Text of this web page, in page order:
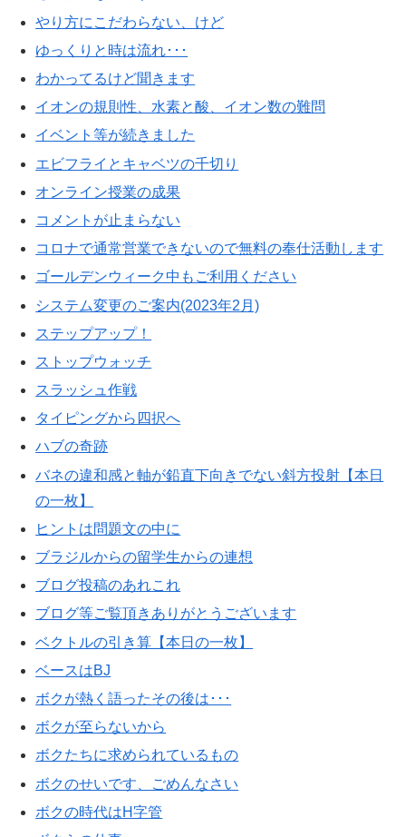
やり方にこだわらない、けど
ゆっくりと時は流れ･･･
わかってるけど聞きます
イオンの規則性、水素と酸、イオン数の難問
イベント等が続きました
エビフライとキャベツの千切り
オンライン授業の成果
コメントが止まらない
コロナで通常営業できないので無料の奉仕活動します
ゴールデンウィーク中もご利用ください
システム変更のご案内(2023年2月)
ステップアップ！
ストップウォッチ
スラッシュ作戦
タイピングから四択へ
ハブの奇跡
バネの違和感と軸が鉛直下向きでない斜方投射【本日
の一枚】
ヒントは問題文の中に
ブラジルからの留学生からの連想
ブログ投稿のあれこれ
ブログ等ご覧頂きありがとうございます
ベクトルの引き算【本日の一枚】
ベースはBJ
ボクが熱く語ったその後は･･･
ボクが至らないから
ボクたちに求められているもの
ボクのせいです、ごめんなさい
ボクの時代はH字管